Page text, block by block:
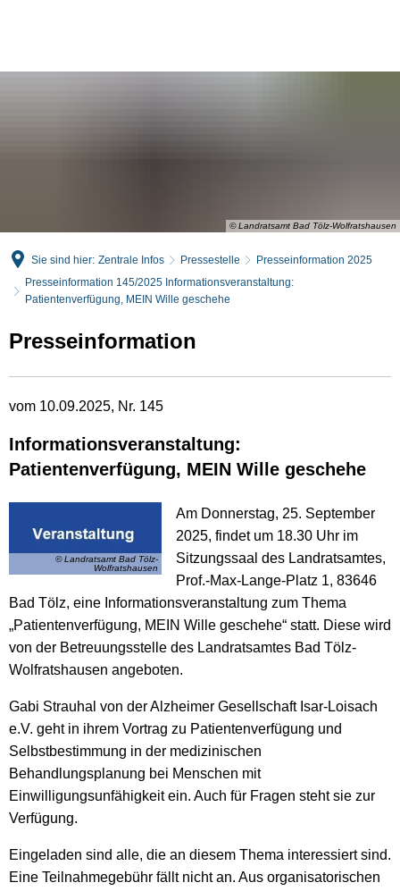
© Landratsamt Bad Tölz-Wolfratshausen
Sie sind hier: Zentrale Infos Pressestelle
Presseinformation 2025
Presseinformation 145/2025 Informationsveranstaltung:
Patientenverfügung, MEIN Wille geschehe
Presseinformation
vom 10.09.2025, Nr. 145
Informationsveranstaltung:
Patientenverfügung, MEIN Wille geschehe
© Landratsamt Bad Tölz-
Wolfratshausen
Am Donnerstag, 25. September
2025, findet um 18.30 Uhr im
Sitzungssaal des Landratsamtes,
Prof.-Max-Lange-Platz 1, 83646
Bad Tölz, eine Informationsveranstaltung zum Thema
„Patientenverfügung, MEIN Wille geschehe“ statt. Diese wird
von der Betreuungsstelle des Landratsamtes Bad Tölz-
Wolfratshausen angeboten.
Gabi Strauhal von der Alzheimer Gesellschaft Isar-Loisach
e.V. geht in ihrem Vortrag zu Patientenverfügung und
Selbstbestimmung in der medizinischen
Behandlungsplanung bei Menschen mit
Einwilligungsunfähigkeit ein. Auch für Fragen steht sie zur
Verfügung.
Eingeladen sind alle, die an diesem Thema interessiert sind.
Eine Teilnahmegebühr fällt nicht an. Aus organisatorischen